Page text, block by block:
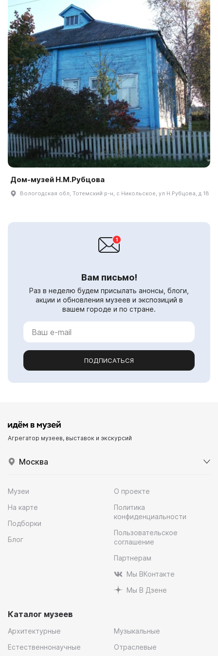
Дом-музей Н.М.Рубцова
Вологодская обл, Тотемский р-н, с Никольское, ул Н.Рубцова, д 18
Вам письмо!
Раз в неделю будем присылать анонсы, блоги,
акции и обновления музеев и экспозиций в
вашем городе и по стране.
ПОДПИСАТЬСЯ
Агрегатор музеев, выставок и экскурсий
Москва
Музеи
На карте
Подборки
Блог
О проекте
Политика
конфиденциальности
Пользовательское
соглашение
Партнерам
Мы ВКонтакте
Мы В Дзене
Каталог музеев
Архитектурные
Естественнонаучные
Музыкальные
Отраслевые